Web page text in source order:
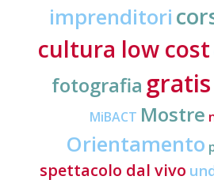
imprenditori
cultura low cost
fotografia
MiBACT Mostre
Orientamento
spettacolo dal vivo